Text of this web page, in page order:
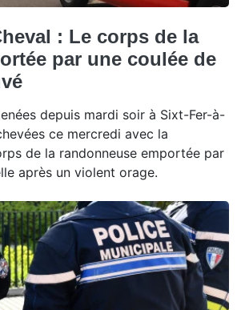
: Le corps de la
par une coulée de
depuis mardi soir à Sixt-Fer-à-
ce mercredi avec la
de la randonneuse emportée par
après un violent orage.